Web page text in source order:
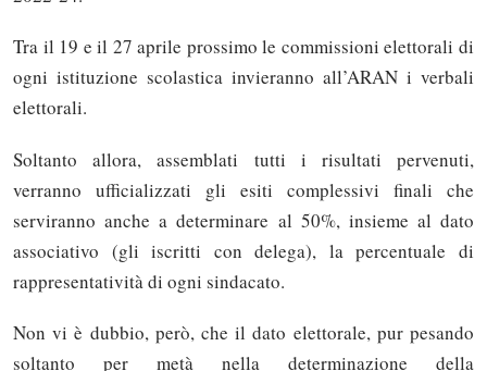
Tra il 19 e il 27 aprile prossimo le commissioni elettorali di
ogni istituzione scolastica invieranno all’ARAN i verbali
elettorali.
Soltanto allora, assemblati tutti i risultati pervenuti,
verranno ufficializzati gli esiti complessivi finali che
serviranno anche a determinare al 50%, insieme al dato
associativo (gli iscritti con delega), la percentuale di
rappresentatività di ogni sindacato.
Non vi è dubbio, però, che il dato elettorale, pur pesando
soltanto per metà nella determinazione della